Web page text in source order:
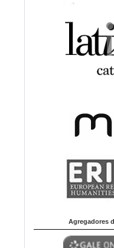
Agregadores